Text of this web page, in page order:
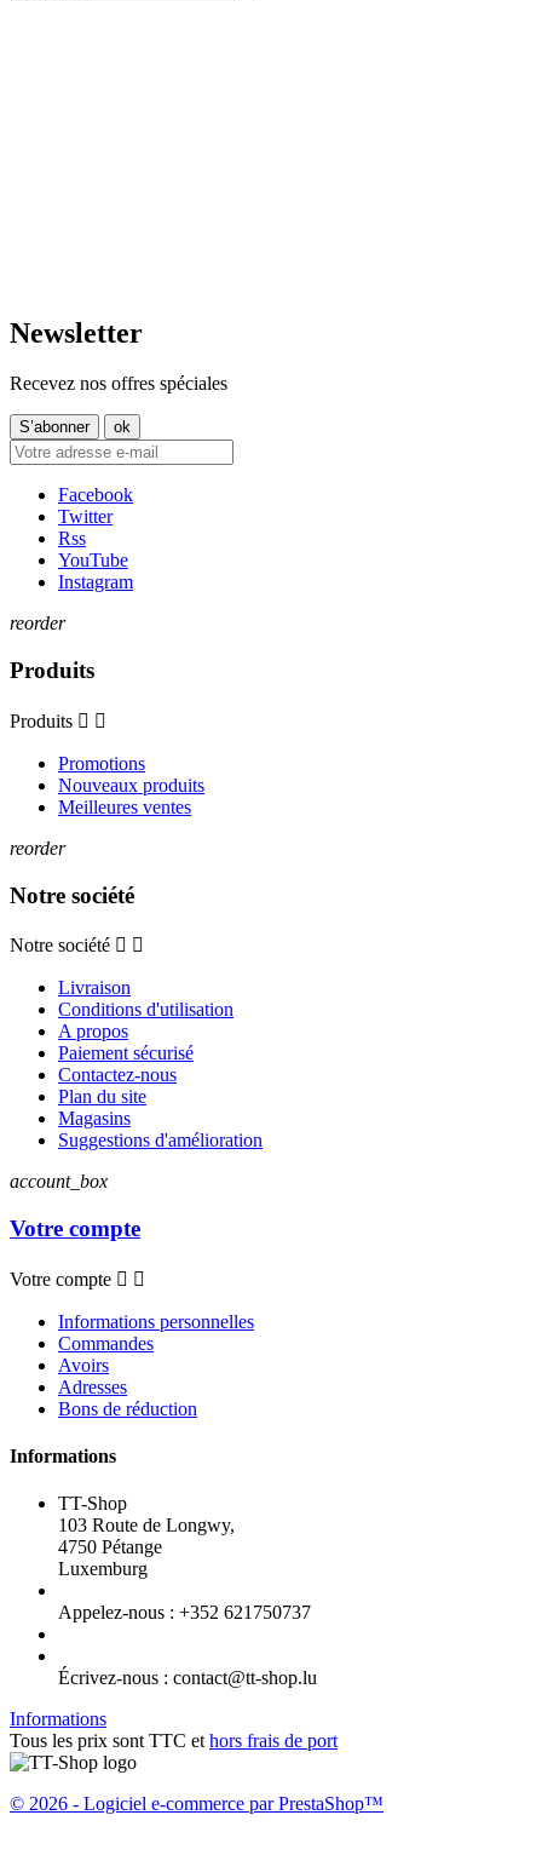
Newsletter
Recevez nos offres spéciales
Facebook
Twitter
Rss
YouTube
Instagram
reorder
Produits
Produits  
Promotions
Nouveaux produits
Meilleures ventes
reorder
Notre société
Notre société  
Livraison
Conditions d'utilisation
A propos
Paiement sécurisé
Contactez-nous
Plan du site
Magasins
Suggestions d'amélioration
account_box
Votre compte
Votre compte  
Informations personnelles
Commandes
Avoirs
Adresses
Bons de réduction
Informations
TT-Shop
103 Route de Longwy,
4750 Pétange
Luxemburg
Appelez-nous : +352 621750737
Écrivez-nous : contact@tt-shop.lu
Informations
Tous les prix sont TTC et hors frais de port
© 2026 - Logiciel e-commerce par PrestaShop™